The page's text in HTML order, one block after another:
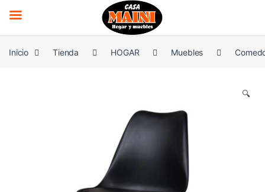
Inicio
Tienda HOGAR Muebles
🔍